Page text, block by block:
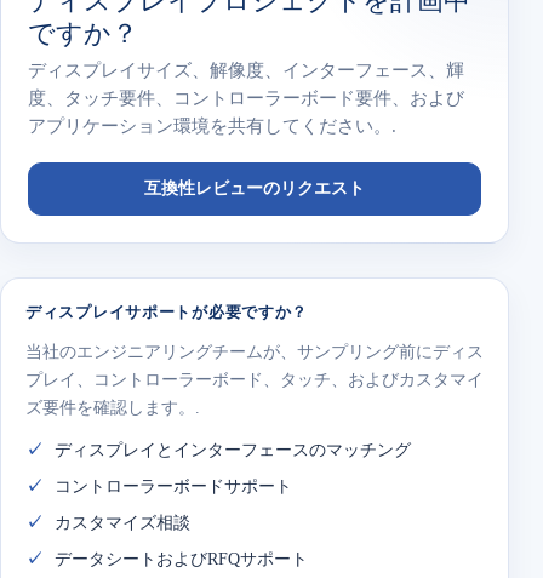
ですか？
ディスプレイサイズ、解像度、インターフェース、輝
度、タッチ要件、コントローラーボード要件、および
アプリケーション環境を共有してください。.
互換性レビューのリクエスト
ディスプレイサポートが必要ですか？
当社のエンジニアリングチームが、サンプリング前にディス
プレイ、コントローラーボード、タッチ、およびカスタマイ
ズ要件を確認します。.
ディスプレイとインターフェースのマッチング
コントローラーボードサポート
カスタマイズ相談
データシートおよびRFQサポート